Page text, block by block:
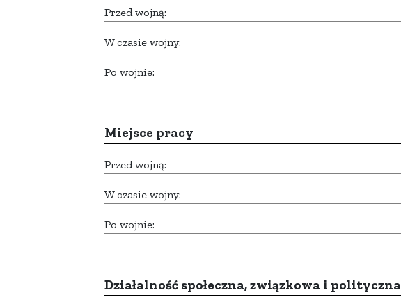
Przed wojną:
W czasie wojny:
Po wojnie:
Miejsce pracy
Przed wojną:
W czasie wojny:
Po wojnie:
Działalność społeczna, związkowa i polityczna